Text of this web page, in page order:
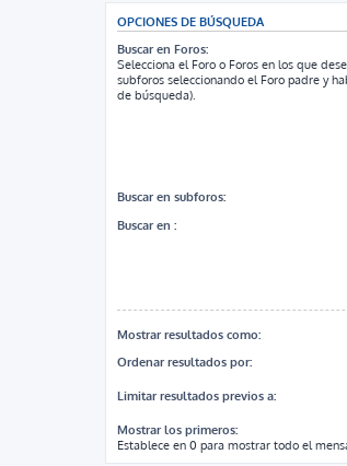
OPCIONES DE BÚSQUEDA
Buscar en Foros:
Selecciona el Foro o Foros en los que
subforos seleccionando el Foro padre y
de búsqueda).
Buscar en subforos:
Buscar en :
Mostrar resultados como:
Ordenar resultados por:
Limitar resultados previos a:
Mostrar los primeros:
Establece en 0 para mostrar todo el